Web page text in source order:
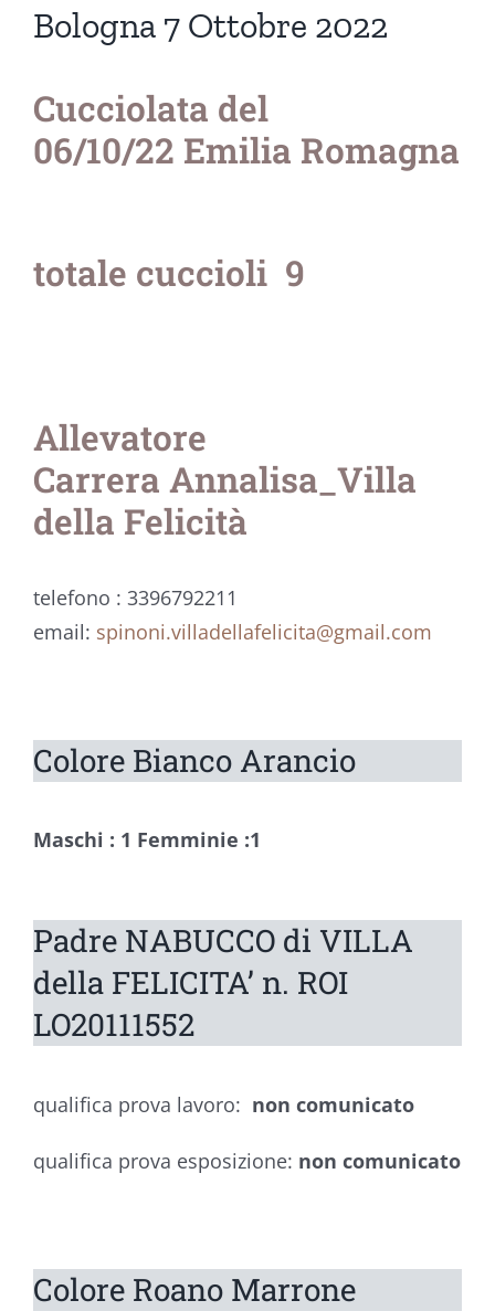
Bologna 7 Ottobre 2022
Cucciolata del
06/10/22 Emilia Romagna
totale cuccioli 9
Allevatore
Carrera Annalisa_Villa
della Felicità
telefono : 3396792211
email: spinoni.villadellafelicita@gmail.com
Colore Bianco Arancio
Maschi : 1 Femminie :1
Padre NABUCCO di VILLA
della FELICITA’ n. ROI
LO20111552
qualifica prova lavoro: non comunicato
qualifica prova esposizione: non comunicato
Colore Roano Marrone